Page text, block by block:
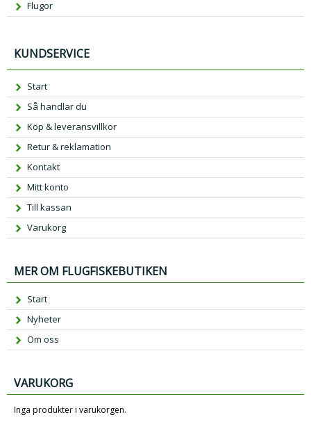
Flugor
KUNDSERVICE
Start
Så handlar du
Köp & leveransvillkor
Retur & reklamation
Kontakt
Mitt konto
Till kassan
Varukorg
MER OM FLUGFISKEBUTIKEN
Start
Nyheter
Om oss
VARUKORG
Inga produkter i varukorgen.